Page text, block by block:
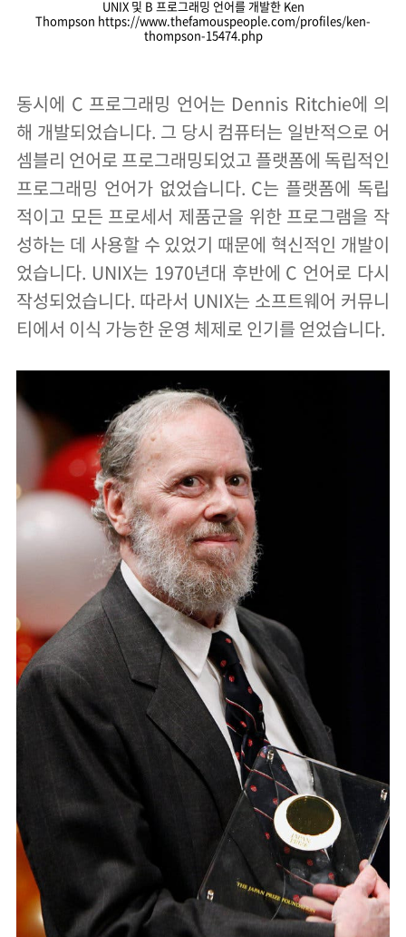
UNIX 및 B 프로그래밍 언어를 개발한 Ken
Thompson https://www.thefamouspeople.com/profiles/ken-
thompson-15474.php
동시에 C 프로그래밍 언어는 Dennis Ritchie에 의
해 개발되었습니다. 그 당시 컴퓨터는 일반적으로 어
셈블리 언어로 프로그래밍되었고 플랫폼에 독립적인
프로그래밍 언어가 없었습니다. C는 플랫폼에 독립
적이고 모든 프로세서 제품군을 위한 프로그램을 작
성하는 데 사용할 수 있었기 때문에 혁신적인 개발이
었습니다. UNIX는 1970년대 후반에 C 언어로 다시
작성되었습니다. 따라서 UNIX는 소프트웨어 커뮤니
티에서 이식 가능한 운영 체제로 인기를 얻었습니다.